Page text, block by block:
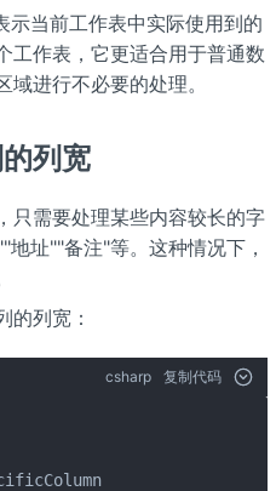
示当前工作表中实际使用到的
工作表，它更适合用于普通数
进行不必要的处理。
列宽
只需要处理某些内容较长的字
址""备注"等。这种情况下，
的列宽：
csharp 复制代码